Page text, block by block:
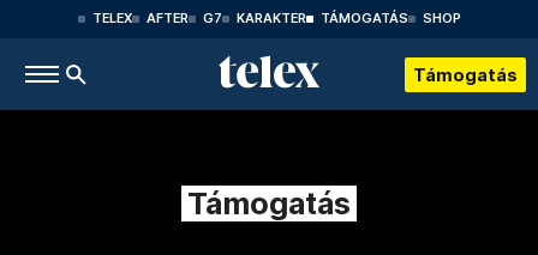
TELEX AFTER G7 KARAKTER TÁMOGATÁS SHOP
Támogatás
Támogatás